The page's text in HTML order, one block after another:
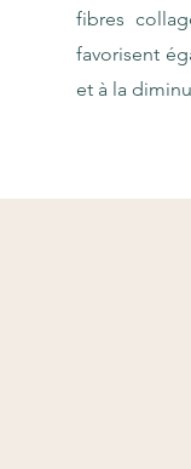
fibres
favorisent
et à la